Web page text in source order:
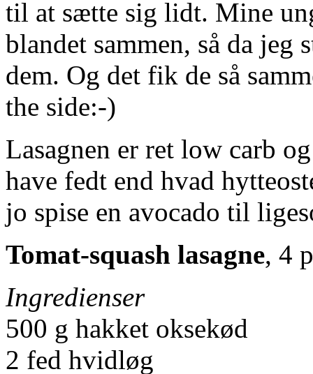
til at sætte sig lidt. Mine
blandet sammen, så da
dem. Og det fik de så
the side:-)
Lasagnen er ret low carb
have fedt end hvad
jo spise en avocado til
Tomat-squash lasagne, 4
Ingredienser
500 g hakket oksekød
2 fed hvidløg